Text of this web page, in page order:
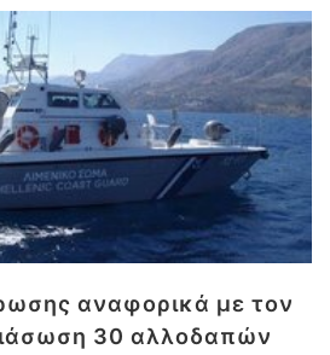
αναφορικά με τον
30 αλλοδαπών